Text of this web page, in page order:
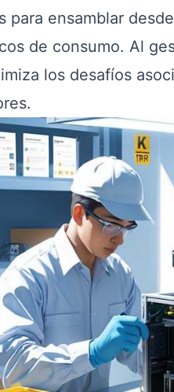
para ensamblar
de consumo. Al
los desafíos